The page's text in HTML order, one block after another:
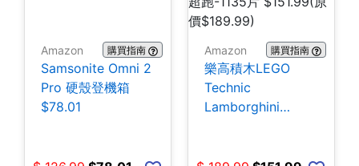
Amazon 購買指南
Samsonite Omni 2
Pro 硬殼登機箱
$78.01
Amazon 購買指南
樂高積木LEGO
Technic
Lamborghini